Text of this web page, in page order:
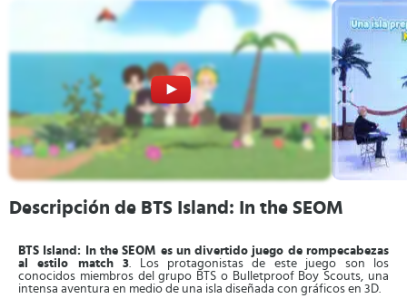
Descripción de BTS Island: In the SEOM
BTS Island: In the SEOM es un divertido juego de rompecabezas
al estilo match 3. Los protagonistas de este juego son los
conocidos miembros del grupo BTS o Bulletproof Boy Scouts, una
intensa aventura en medio de una isla diseñada con gráficos en 3D.